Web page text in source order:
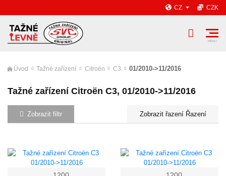
CZ CZK
Úvod Tažné zařízení Citroën C3 01/2010->11/2016
Tažné zařízení Citroën C3, 01/2010->11/2016
Zobrazit filtr Řazení